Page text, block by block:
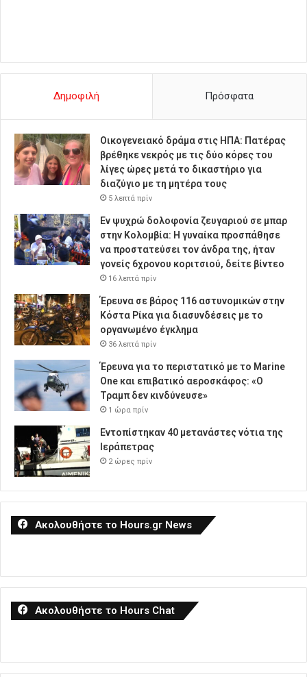
Δημοφιλή Πρόσφατα
Οικογενειακό δράμα στις ΗΠΑ: Πατέρας
βρέθηκε νεκρός με τις δύο κόρες του
λίγες ώρες μετά το δικαστήριο για
διαζύγιο με τη μητέρα τους
5 λεπτά πρίν
Εν ψυχρώ δολοφονία ζευγαριού σε μπαρ
στην Κολομβία: Η γυναίκα προσπάθησε
να προστατεύσει τον άνδρα της, ήταν
γονείς 6χρονου κοριτσιού, δείτε βίντεο
16 λεπτά πρίν
Έρευνα σε βάρος 116 αστυνομικών στην
Κόστα Ρίκα για διασυνδέσεις με το
οργανωμένο έγκλημα
36 λεπτά πρίν
Έρευνα για το περιστατικό με το Marine
One και επιβατικό αεροσκάφος: «Ο
Τραμπ δεν κινδύνευσε»
1 ώρα πρίν
Εντοπίστηκαν 40 μετανάστες νότια της
Ιεράπετρας
2 ώρες πρίν
Ακολουθήστε το Hours.gr News
Ακολουθήστε το Hours Chat